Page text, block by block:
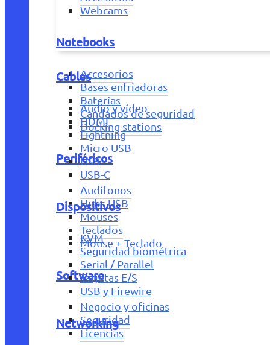
Webcams
Notebooks
Accesorios
Bases enfriadoras
Baterías
Candados de seguridad
Docking stations
Periféricos
Audífonos
Hubs USB
Mouses
Teclados
Mouse + Teclado
Software
Negocio y oficinas
Seguridad
Licencias
Cables
Audio y vídeo
HDMI
Lightning
Micro USB
USB
USB-C
Dispositivos
KVM
Seguridad biométrica
Serial / Parallel
Tarjetas E/S
USB y Firewire
Networking